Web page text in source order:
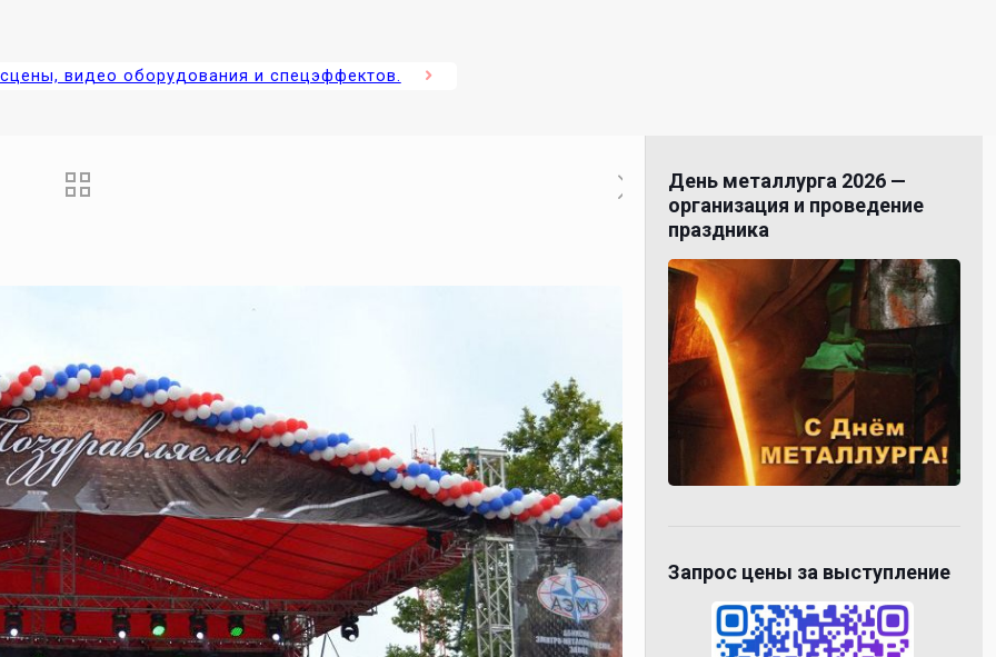
видео оборудования и спецэффектов.
День металлурга 2026 —
организация и проведение
праздника
Запрос цены за выступление